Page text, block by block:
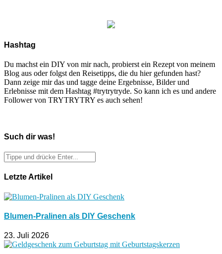
Hashtag
Du machst ein DIY von mir nach, probierst ein Rezept von meinem
Blog aus oder folgst den Reisetipps, die du hier gefunden hast?
Dann zeige mir das und tagge deine Ergebnisse, Bilder und
Erlebnisse mit dem Hashtag #trytrytryde. So kann ich es und andere
Follower von TRYTRYTRY es auch sehen!
Such dir was!
Letzte Artikel
Blumen-Pralinen als DIY Geschenk
23. Juli 2026